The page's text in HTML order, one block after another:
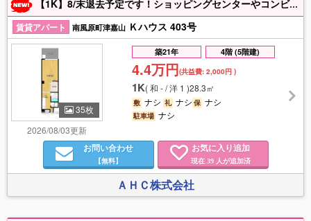
【1K】8/末退去予定です！ショッピングセンターやコンビニ、スーパー、郵便局もあり生活環境goodです★お気軽にお問合せください！
賃貸アパート 南風原町津嘉山 Ｋハウス 403号
35枚
2026/08/03更新
築21年 4階 (5階建)
4.4万円(共益費:2,000円 )
1K(和 - / 洋 1 )28.3㎡
敷 ナシ 礼 ナシ保 ナシ
駐車場 ナシ
お問い合わせ
【無料】
お気に入り追加
現在 39人が追加済
ＡＨＣ株式会社